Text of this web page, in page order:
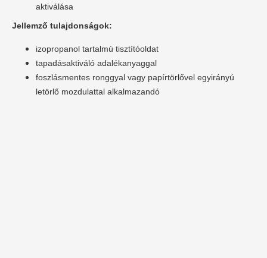
aktiválása
Jellemző tulajdonságok:
izopropanol tartalmú tisztítóoldat
tapadásaktiváló adalékanyaggal
foszlásmentes ronggyal vagy papírtörlővel egyirányú
letörlő mozdulattal alkalmazandó